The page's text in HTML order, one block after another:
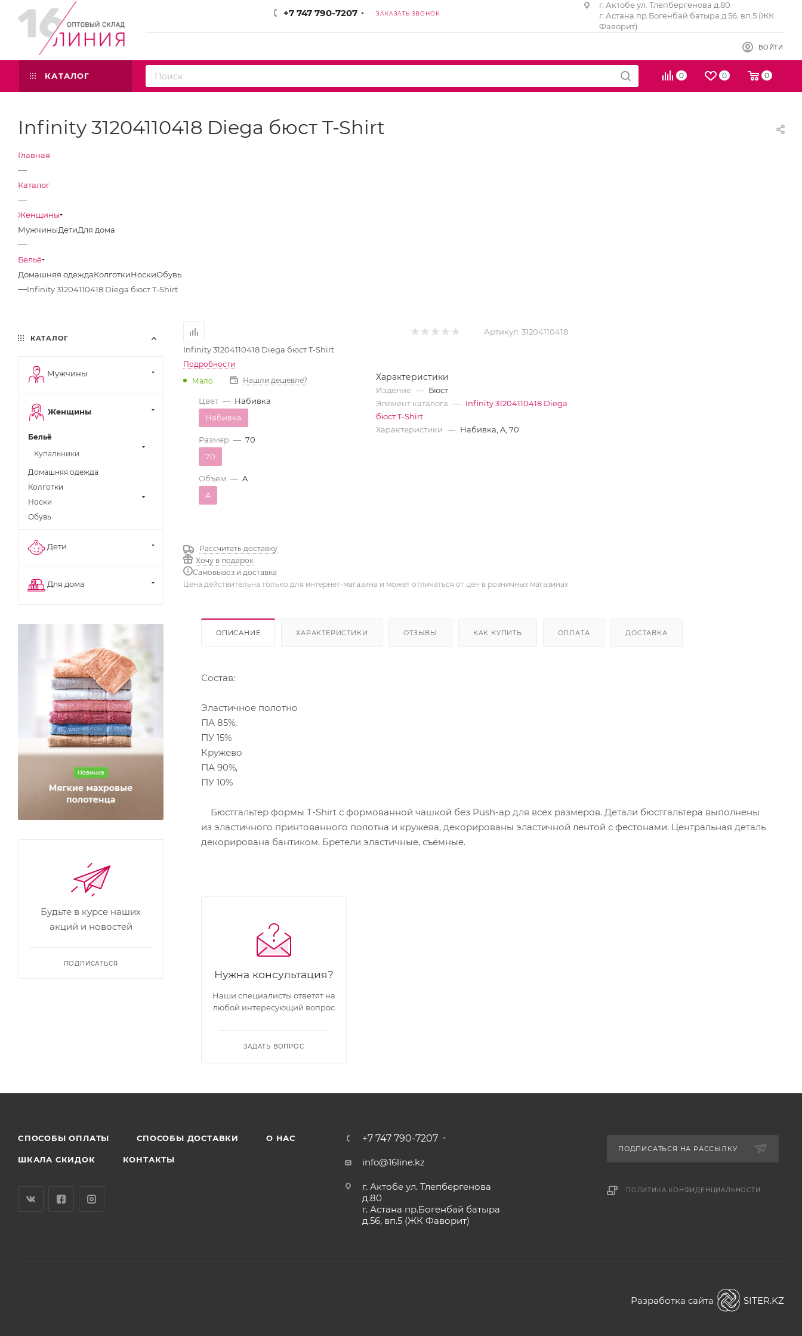
+7 747 790-7207 ЗАКАЗАТЬ ЗВОНОК
г. Актобе ул. Тлепбергенова д.80
г. Астана пр.Богенбай батыра д.56, вп.5 (ЖК
Фаворит)
ВОЙТИ
0 0 0
КАТАЛОГ
Infinity 31204110418 Diega бюст T-Shirt
Главная
—
Каталог
—
Женщины
МужчиныДетиДля дома
—
Бельё
Домашняя одеждаКолготкиНоскиОбувь
—Infinity 31204110418 Diega бюст T-Shirt
Артикул: 31204110418
Infinity 31204110418 Diega бюст T-Shirt
Подробности
Мало
Нашли дешевле?
Цвет — Набивка
Набивка
Размер — 70
70
Объем — A
A
Рассчитать доставку
Хочу в подарок
Самовывоз и доставка
Характеристики
Изделие — Бюст
Элемент каталога — Infinity 31204110418 Diega
бюст T-Shirt
Характеристики — Набивка, A, 70
Цена действительна только для интернет-магазина и может отличаться от цен в розничных магазинах
ОПИСАНИЕ ХАРАКТЕРИСТИКИ ОТЗЫВЫ КАК КУПИТЬ ОПЛАТА ДОСТАВКА
Состав:
Эластичное полотно
ПА 85%,
ПУ 15%
Кружево
ПА 90%,
ПУ 10%
Бюстгальтер формы T-Shirt с формованной чашкой без Push-ap для всех размеров. Детали бюстгальтера выполнены
из эластичного принтованного полотна и кружева, декорированы эластичной лентой с фестонами. Центральная деталь
декорирована бантиком. Бретели эластичные, съёмные.
Нужна консультация?
Наши специалисты ответят на
любой интересующий вопрос
ЗАДАТЬ ВОПРОС
КАТАЛОГ
Мужчины
Женщины
Бельё
Купальники
Домашняя одежда
Колготки
Носки
Обувь
Дети
Для дома
Будьте в курсе наших
акций и новостей
ПОДПИСАТЬСЯ
CПОСОБЫ ОПЛАТЫ СПОСОБЫ ДОСТАВКИ О НАС
ШКАЛА СКИДОК КОНТАКТЫ
+7 747 790-7207
info@16line.kz
г. Актобе ул. Тлепбергенова
д.80
г. Астана пр.Богенбай батыра
д.56, вп.5 (ЖК Фаворит)
ПОДПИСАТЬСЯ НА РАССЫЛКУ
ПОЛИТИКА КОНФИДЕНЦИАЛЬНОСТИ
Разработка сайта SITER.KZ